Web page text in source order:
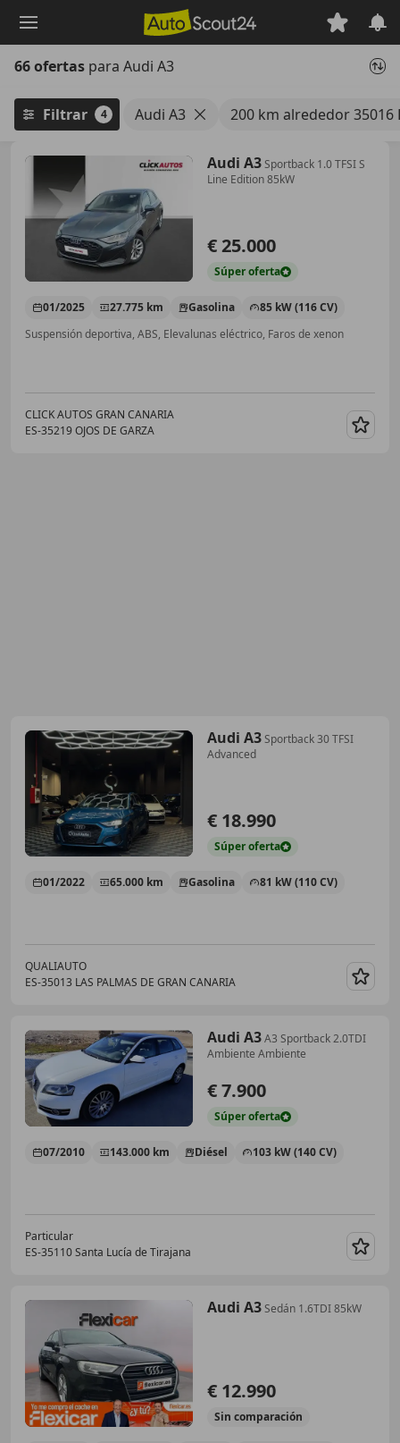
principal
66 ofertas para Audi A3
Filtrar 4 Audi A3 200 km alrededor 35016
Audi A3Sportback 1.0 TFSI S
Line Edition 85kW
€ 25.000
Súperoferta
01/2025 27.775 km Gasolina
85 kW (116 CV)
Suspensión deportiva, ABS, Elevalunas eléctrico, Faros de xenon
CLICK AUTOS GRAN CANARIA
ES-35219 OJOS DE GARZA
Audi A3Sportback 30 TFSI
Advanced
€ 18.990
Súperoferta
01/2022 65.000 km Gasolina 81 kW (110 CV)
QUALIAUTO
ES-35013 LAS PALMAS DE GRAN CANARIA
Audi A3A3 Sportback 2.0TDI
Ambiente Ambiente
€ 7.900
Súperoferta
07/2010 143.000 km Diésel 103 kW (140 CV)
Particular
ES-35110 Santa Lucía de Tirajana
Audi A3Sedán 1.6TDI 85kW
€ 12.990
Sin comparación